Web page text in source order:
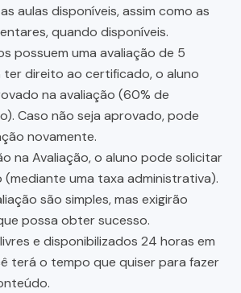
aulas disponíveis, assim como as
quando disponíveis.
possuem uma avaliação de 5
ter direito ao certificado, o aluno
na avaliação (60% de
Caso não seja aprovado, pode
novamente.
na Avaliação, o aluno pode solicitar
(mediante uma taxa administrativa).
são simples, mas exigirão
possa obter sucesso.
e disponibilizados 24 horas em
terá o tempo que quiser para fazer